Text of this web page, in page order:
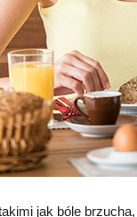
jak bóle